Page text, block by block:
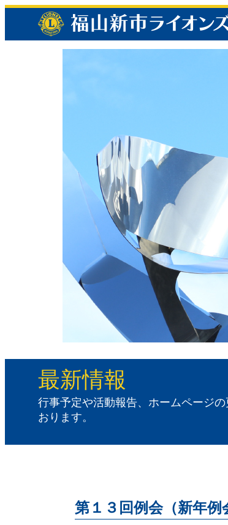
最新情報
行事予定や活動報告、ホームページ
おります。
第１３回例会（新年例